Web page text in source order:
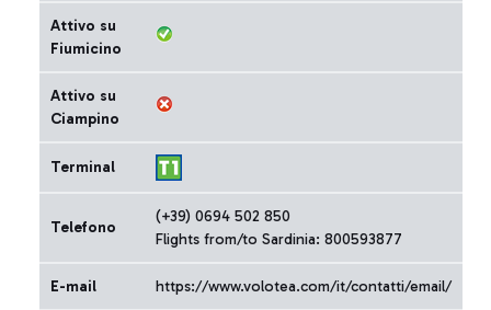
Attivo su
Fiumicino
Attivo su
Ciampino
Terminal
Telefono
(+39) 0694 502 850
Flights from/to Sardinia: 800593877
E-mail https://www.volotea.com/it/contatti/email/